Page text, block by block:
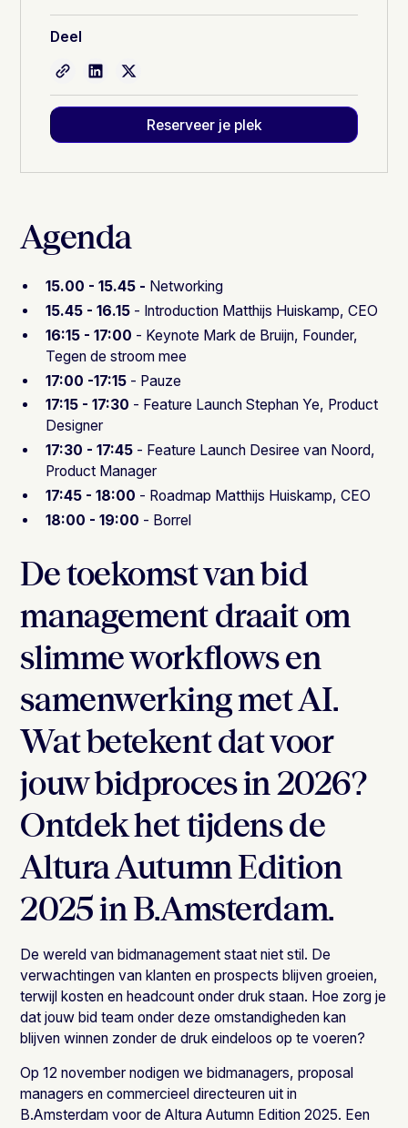
Deel
Reserveer je plek
Agenda
15.00 - 15.45 - Networking
15.45 - 16.15 - Introduction Matthijs Huiskamp, CEO
16:15 - 17:00 - Keynote Mark de Bruijn, Founder,
Tegen de stroom mee
17:00 -17:15 - Pauze
17:15 - 17:30 - Feature Launch Stephan Ye, Product
Designer
17:30 - 17:45- Feature Launch Desiree van Noord,
Product Manager
17:45 - 18:00 - Roadmap Matthijs Huiskamp, CEO
18:00 - 19:00 - Borrel
De toekomst van bid
management draait om
slimme workflows en
samenwerking met AI.
Wat betekent dat voor
jouw bidproces in 2026?
Ontdek het tijdens de
Altura Autumn Edition
2025 in B.Amsterdam.
De wereld van bidmanagement staat niet stil. De
verwachtingen van klanten en prospects blijven groeien,
terwijl kosten en headcount onder druk staan. Hoe zorg je
dat jouw bid team onder deze omstandigheden kan
blijven winnen zonder de druk eindeloos op te voeren?
Op 12 november nodigen we bidmanagers, proposal
managers en commercieel directeuren uit in
B.Amsterdam voor de Altura Autumn Edition 2025. Een